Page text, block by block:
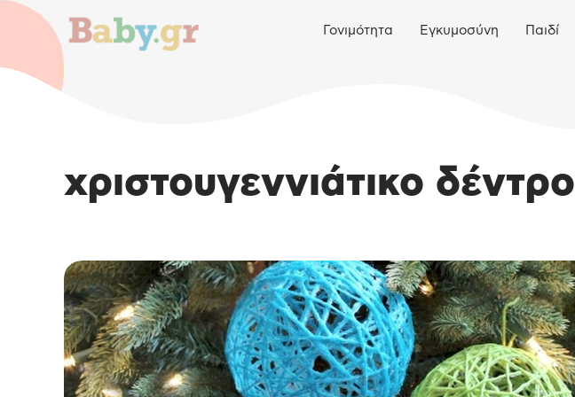
Γονιμότητα Εγκυμοσύνη Παιδί
χριστουγεννιάτικο δέντρο